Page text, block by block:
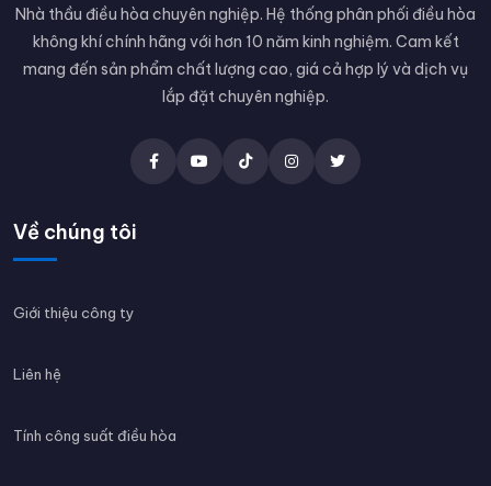
Nhà thầu điều hòa chuyên nghiệp. Hệ thống phân phối điều hòa
không khí chính hãng với hơn 10 năm kinh nghiệm. Cam kết
mang đến sản phẩm chất lượng cao, giá cả hợp lý và dịch vụ
lắp đặt chuyên nghiệp.
Về chúng tôi
Giới thiệu công ty
Liên hệ
Tính công suất điều hòa